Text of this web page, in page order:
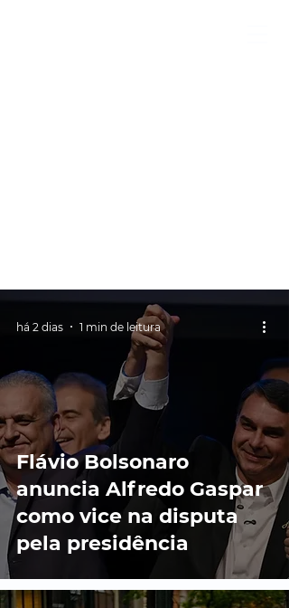
Flávio Bolsonaro
anuncia Alfredo Gaspar
como vice na disputa
pela presidência
há 2 dias 1 min de leitura